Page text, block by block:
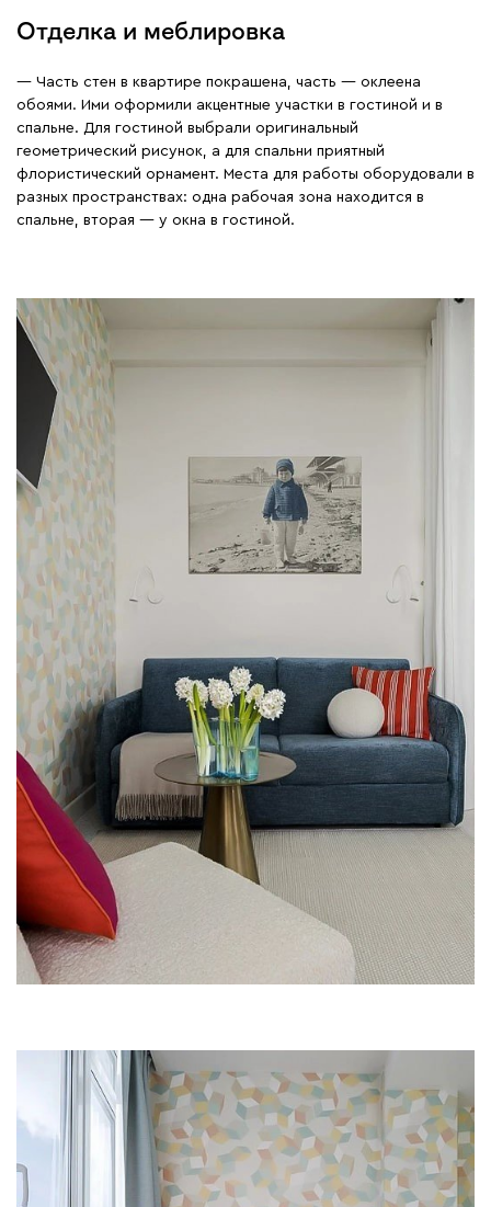
Отделка и меблировка
— Часть стен в квартире покрашена, часть — оклеена
обоями. Ими оформили акцентные участки в гостиной и в
спальне. Для гостиной выбрали оригинальный
геометрический рисунок, а для спальни приятный
флористический орнамент. Места для работы оборудовали в
разных пространствах: одна рабочая зона находится в
спальне, вторая — у окна в гостиной.